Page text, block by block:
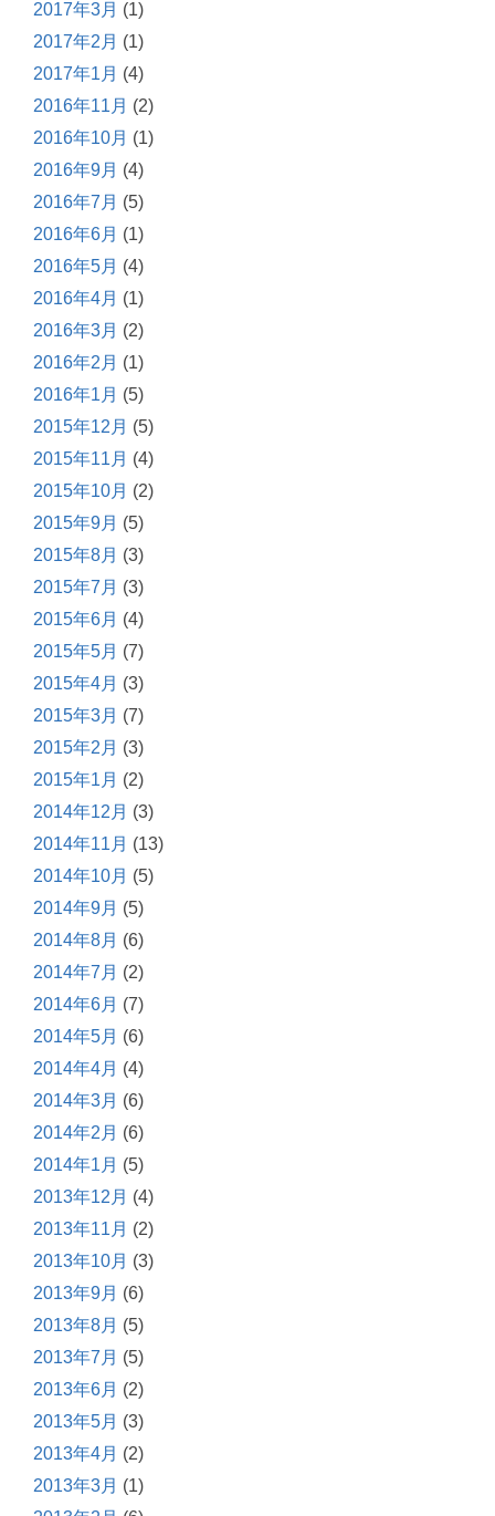
2017年3月 (1)
2017年2月 (1)
2017年1月 (4)
2016年11月 (2)
2016年10月 (1)
2016年9月 (4)
2016年7月 (5)
2016年6月 (1)
2016年5月 (4)
2016年4月 (1)
2016年3月 (2)
2016年2月 (1)
2016年1月 (5)
2015年12月 (5)
2015年11月 (4)
2015年10月 (2)
2015年9月 (5)
2015年8月 (3)
2015年7月 (3)
2015年6月 (4)
2015年5月 (7)
2015年4月 (3)
2015年3月 (7)
2015年2月 (3)
2015年1月 (2)
2014年12月 (3)
2014年11月 (13)
2014年10月 (5)
2014年9月 (5)
2014年8月 (6)
2014年7月 (2)
2014年6月 (7)
2014年5月 (6)
2014年4月 (4)
2014年3月 (6)
2014年2月 (6)
2014年1月 (5)
2013年12月 (4)
2013年11月 (2)
2013年10月 (3)
2013年9月 (6)
2013年8月 (5)
2013年7月 (5)
2013年6月 (2)
2013年5月 (3)
2013年4月 (2)
2013年3月 (1)